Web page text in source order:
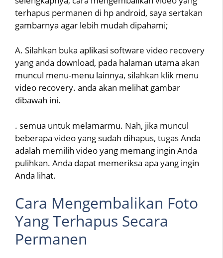
terhapus permanen di hp android, saya sertakan
gambarnya agar lebih mudah dipahami;
A. Silahkan buka aplikasi software video recovery
yang anda download, pada halaman utama akan
muncul menu-menu lainnya, silahkan klik menu
video recovery. anda akan melihat gambar
dibawah ini.
. semua untuk melamarmu. Nah, jika muncul
beberapa video yang sudah dihapus, tugas Anda
adalah memilih video yang memang ingin Anda
pulihkan. Anda dapat memeriksa apa yang ingin
Anda lihat.
Cara Mengembalikan Foto
Yang Terhapus Secara
Permanen